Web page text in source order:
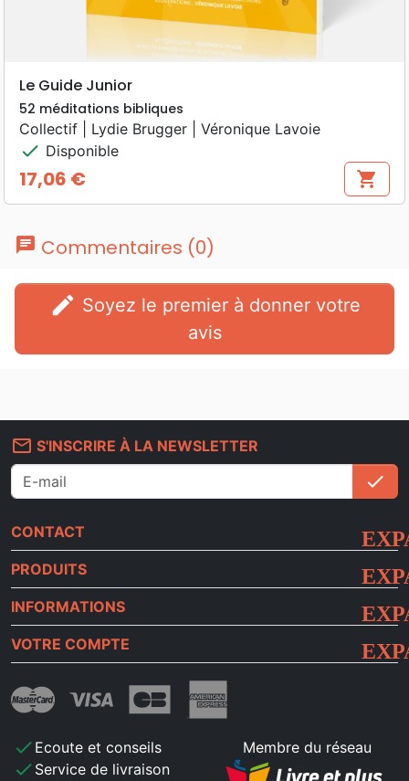
Le Guide Junior
52 méditations bibliques
Collectif | Lydie Brugger | Véronique Lavoie
check Disponible
Prix
17,06 € shopping_cart
chat Commentaires (0)
edit
avis
mail_outline S'INSCRIRE À LA NEWSLETTER
check
CONTACT
PRODUITS
INFORMATIONS
VOTRE COMPTE
check Ecoute et conseils
check Service de livraison
Membre du réseau